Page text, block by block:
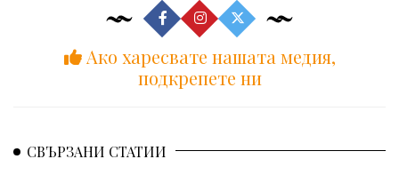
Ако харесвате нашата медия,
подкрепете ни
СВЪРЗАНИ СТАТИИ